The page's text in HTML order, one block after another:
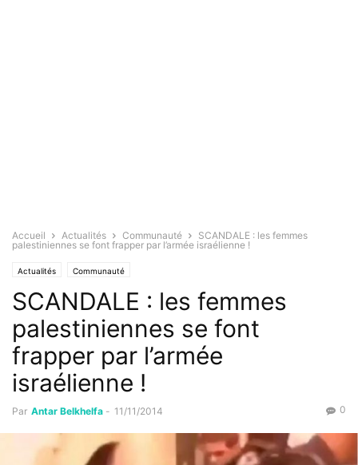
Accueil Actualités Communauté
SCANDALE : les femmes
palestiniennes se font frapper par l’armée israélienne !
Actualités Communauté
SCANDALE : les femmes
palestiniennes se font
frapper par l’armée
israélienne !
Par Antar Belkhelfa - 11/11/2014 0